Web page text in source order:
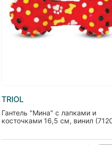
TRIOL
Гантель "Мина" с лапками и
косточками 16,5 см, винил